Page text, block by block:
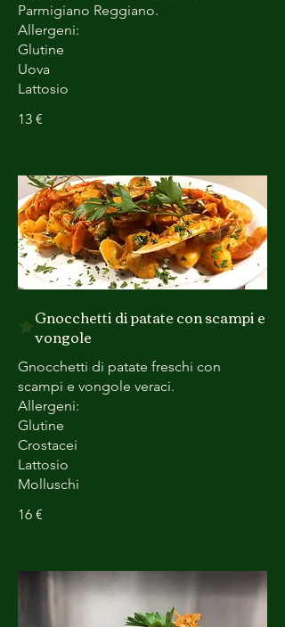
Parmigiano Reggiano.
Allergeni:
Glutine
Uova
13 €
Gnocchetti di patate con scampi e
vongole
Gnocchetti di patate freschi con
scampi e vongole veraci.
Allergeni:
Glutine
Crostacei
Lattosio
Molluschi
16 €